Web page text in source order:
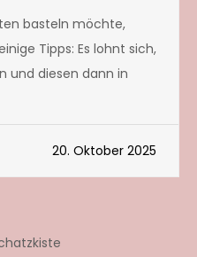
basteln möchte,
Tipps: Es lohnt sich,
und diesen dann in
20. Oktober 2025